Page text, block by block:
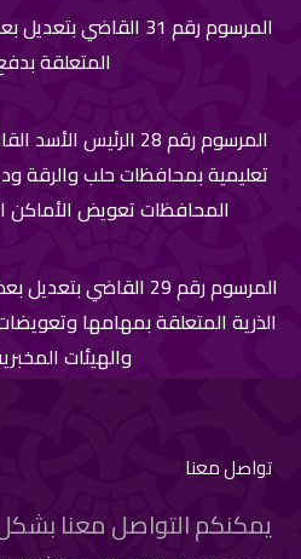
المرسوم رقم 31
المتعلقة
المرسوم رقم 28
تعليمية بمحافظات حلب والرقة
المحافظات تعويض الأماكن النائية
المرسوم رقم 29
الذرية المتعلقة بمهامها
والهيئات
تواصل معنا
يمكنكم التواصل معنا